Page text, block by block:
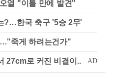
열 "이틀 만에 발견"
?…한국 축구 '5승 2무'
죽게 하려는건가"